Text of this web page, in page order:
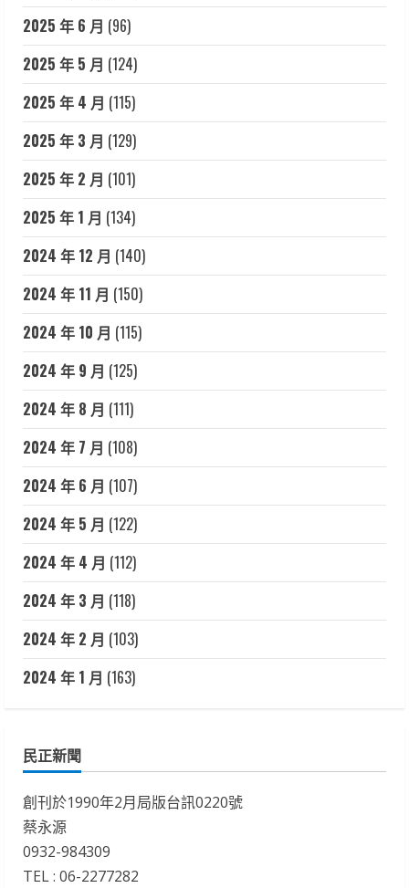
2025 年 6 月 (96)
2025 年 5 月 (124)
2025 年 4 月 (115)
2025 年 3 月 (129)
2025 年 2 月 (101)
2025 年 1 月 (134)
2024 年 12 月 (140)
2024 年 11 月 (150)
2024 年 10 月 (115)
2024 年 9 月 (125)
2024 年 8 月 (111)
2024 年 7 月 (108)
2024 年 6 月 (107)
2024 年 5 月 (122)
2024 年 4 月 (112)
2024 年 3 月 (118)
2024 年 2 月 (103)
2024 年 1 月 (163)
民正新聞
創刊於1990年2月局版台訊0220號
蔡永源
0932-984309
TEL : 06-2277282